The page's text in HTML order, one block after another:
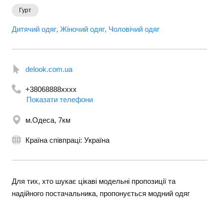
Гурт
Дитячий одяг Жіночий одяг Чоловічий одяг
delook.com.ua
+38068888xxxx
+380508886413
Показати телефони
м.Одеса, 7км
Країна співпраці: Україна
Для тих, хто шукає цікаві модельні пропозиції та
надійного постачальника, пропонується модний одяг